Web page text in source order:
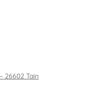
26602 Tain